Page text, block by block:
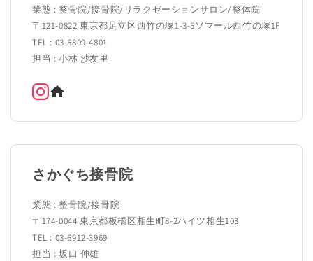
業態 : 整骨院/接骨院/リラクゼーションサロン/整体院
〒121-0822 東京都足立区西竹の塚1-3-5ソマール西竹の塚1F
TEL : 03-5809-4801
担当 : 小林 沙友里
さかぐち接骨院
業態 : 整骨院/接骨院
〒174-0044 東京都板橋区相生町8-2ハイツ相生103
TEL : 03‐6912‐3969
担当 : 坂口 伸雄